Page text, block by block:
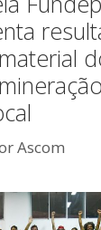
Ascom